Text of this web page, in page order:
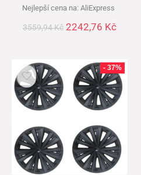
Nejlepší cena na: AliExpress
3559,94Kč 2242,76 Kč
- 37%